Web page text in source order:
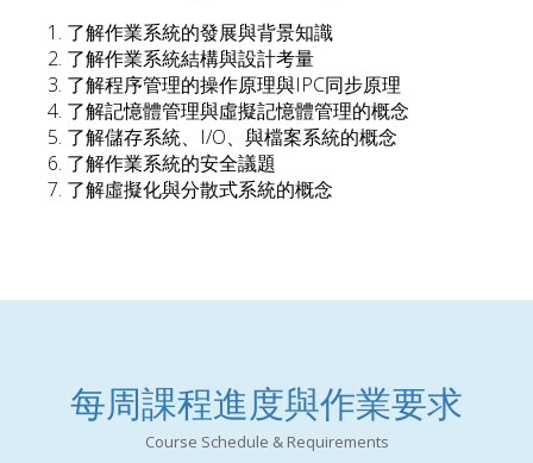
1. 了解作業系統的發展與背景知識
2. 了解作業系統結構與設計考量
3. 了解程序管理的操作原理與IPC同步原理
4. 了解記憶體管理與虛擬記憶體管理的概念
5. 了解儲存系統、I/O、與檔案系統的概念
6. 了解作業系統的安全議題
7. 了解虛擬化與分散式系統的概念
每周課程進度與作業要求
Course Schedule & Requirements